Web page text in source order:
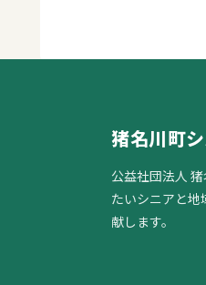
猪名川町
公益社団法人
たいシニアと地
献します。